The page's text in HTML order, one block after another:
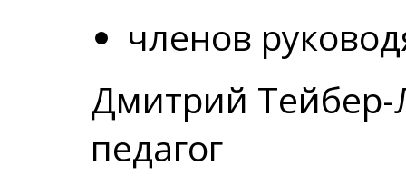
членов
Дмитрий Тейбер-
педагог